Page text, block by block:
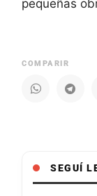
pequeñas
COMPARIR
SEGUÍ